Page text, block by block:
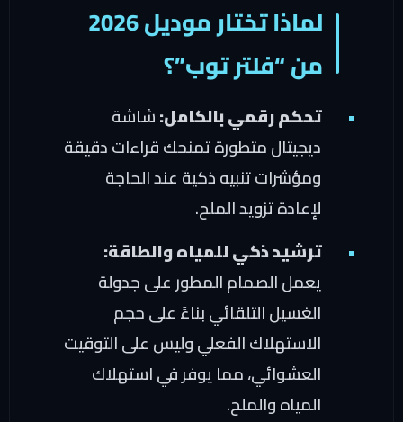
لماذا تختار موديل 2026
من “فلتر توب”؟
تحكم رقمي بالكامل:شاشة
ديجيتال متطورة تمنحك قراءات دقيقة
ومؤشرات تنبيه ذكية عند الحاجة
لإعادة تزويد الملح.
ترشيد ذكي للمياه والطاقة:
يعمل الصمام المطور على جدولة
الغسيل التلقائي بناءً على حجم
الاستهلاك الفعلي وليس على التوقيت
العشوائي، مما يوفر في استهلاك
المياه والملح.